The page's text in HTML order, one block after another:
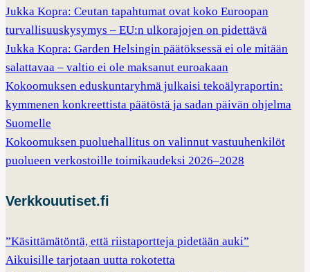
Jukka Kopra: Ceutan tapahtumat ovat koko Euroopan
turvallisuuskysymys – EU:n ulkorajojen on pidettävä
Jukka Kopra: Garden Helsingin päätöksessä ei ole mitään
salattavaa – valtio ei ole maksanut euroakaan
Kokoomuksen eduskuntaryhmä julkaisi tekoälyraportin:
kymmenen konkreettista päätöstä ja sadan päivän ohjelma
Suomelle
Kokoomuksen puoluehallitus on valinnut vastuuhenkilöt
puolueen verkostoille toimikaudeksi 2026–2028
Verkkouutiset.fi
”Käsittämätöntä, että riistaportteja pidetään auki”
Aikuisille tarjotaan uutta rokotetta